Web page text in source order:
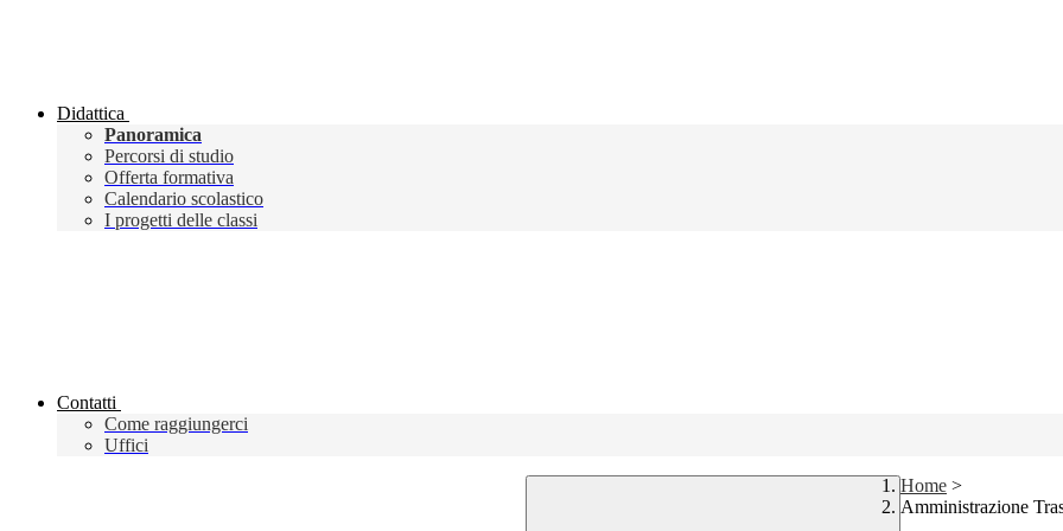
Didattica
Panoramica
Percorsi di studio
Offerta formativa
Calendario scolastico
I progetti delle classi
Contatti
Come raggiungerci
Uffici
Home >
Amministrazione